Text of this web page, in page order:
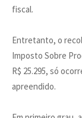
fiscal.
Entretanto, o
Imposto Sobre
R$ 25.295, só
apreendido.